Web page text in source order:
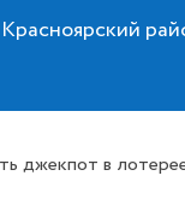
Красноярский
джекпот в